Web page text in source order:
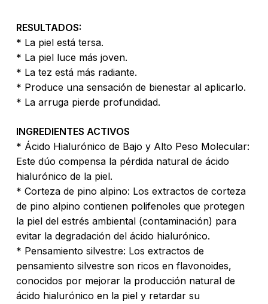
RESULTADOS:
* La piel está tersa.
* La piel luce más joven.
* La tez está más radiante.
* Produce una sensación de bienestar al aplicarlo.
* La arruga pierde profundidad.
INGREDIENTES ACTIVOS
* Ácido Hialurónico de Bajo y Alto Peso Molecular:
Este dúo compensa la pérdida natural de ácido
hialurónico de la piel.
* Corteza de pino alpino: Los extractos de corteza
de pino alpino contienen polifenoles que protegen
la piel del estrés ambiental (contaminación) para
evitar la degradación del ácido hialurónico.
* Pensamiento silvestre: Los extractos de
pensamiento silvestre son ricos en flavonoides,
conocidos por mejorar la producción natural de
ácido hialurónico en la piel y retardar su